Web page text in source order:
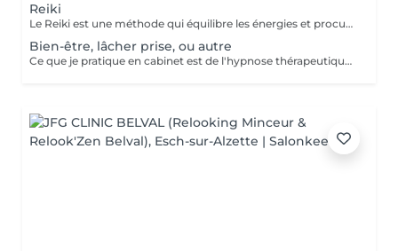
Reiki
Le Reiki est une méthode qui équilibre les énergies et procure un apaisement physique, psychique et émotionnel. Lors d'une séance de Reiki (Rei signifie esprit-conscience, Ki signifie énergie-sensation), le praticien dirige l'énergie universelle vers les zones du corps qui en ont le plus besoin, faisant en sorte que l'énergie circule uniformément et harmonieusement. Une séance permet : d'apaiser le corps et l'esprit de procurer un sentiment de bien-être d'harmoniser la circulation de l'énergie de favoriser un état de relaxation de soutenir le potentiel de guérison de retrouver un sommeil réparateur retrouver une meilleure circulation sanguine réduire les douleurs physiques réduire le stress Les séances de reiki peuvent être pratiquées à titre préventif, ou en accompagnement des soins médicaux, mais ne peuvent en aucun cas, se substituer aux traitements médicaux. Paiement sur place en espèces.
Bien-être, lâcher prise, ou autre
Ce que je pratique en cabinet est de l'hypnose thérapeutique. Vous restez maître de vous-même et libre de vos actions. Ensemble nous travaillons sur vos émotions. Je vais chercher vos blocages, vos peurs, vos craintes, et fais en sorte que celles-ci ne soient plus un poids pour vous. Aussi ce qu'il y a de mieux en vous, vos forces, votre courage, et bien d'autres qualités, pour que cela vous aide à aller mieux et à atteindre vos objectifs. Paiement sur place en espèces.